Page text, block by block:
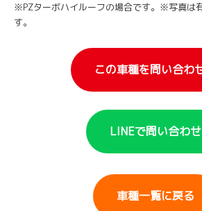
※PZターボハイルーフの場合です。※写真は
す。
この車種を問い合わ
LINEで問い合わせ
車種一覧に戻る